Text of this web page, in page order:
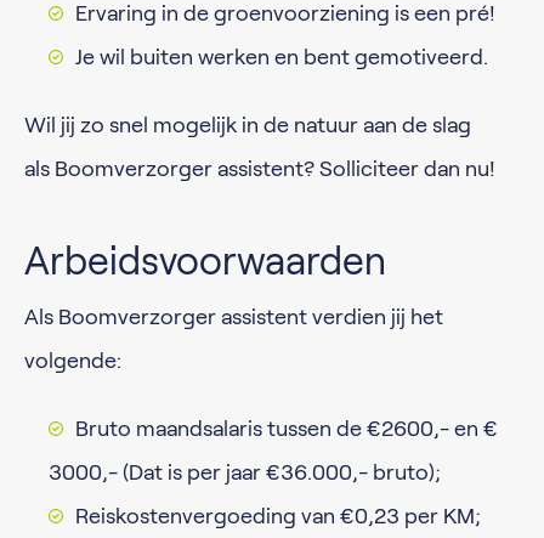
Ervaring in de groenvoorziening is een pré!
Je wil buiten werken en bent gemotiveerd.
Wil jij zo snel mogelijk in de natuur aan de slag
als Boomverzorger assistent? Solliciteer dan nu!
Arbeidsvoorwaarden
Als Boomverzorger assistent verdien jij het
volgende:
Bruto maandsalaris tussen de €2600,- en €
3000,- (Dat is per jaar €36.000,- bruto);
Reiskostenvergoeding van €0,23 per KM;